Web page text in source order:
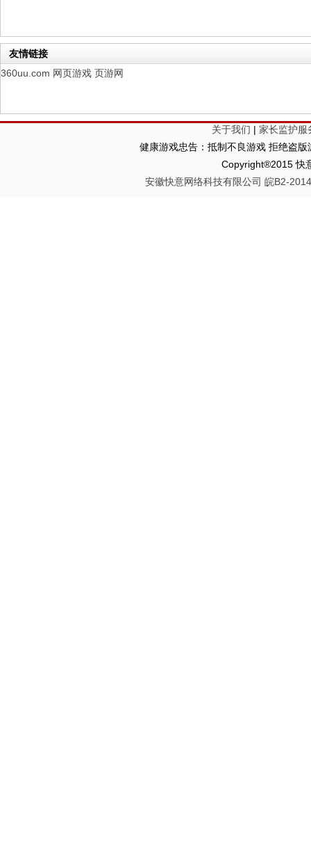
友情链接
360uu.com 网页游戏 页游网
关于我们 | 家长监护服
健康游戏忠告：抵制不良游戏 拒绝盗
Copyright®2015 快
安徽快意网络科技有限公司 皖B2-